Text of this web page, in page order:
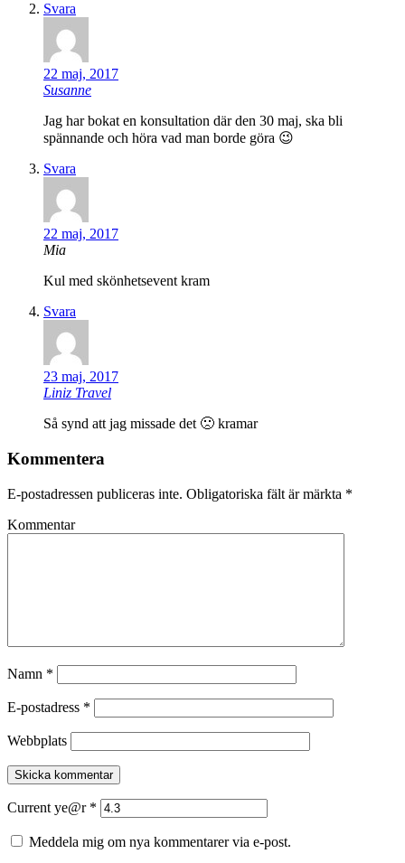
Svara
22 maj, 2017
Susanne
Jag har bokat en konsultation där den 30 maj, ska bli
spännande och höra vad man borde göra 😉
Svara
22 maj, 2017
Mia
Kul med skönhetsevent kram
Svara
23 maj, 2017
Liniz Travel
Så synd att jag missade det 🙁 kramar
Kommentera
E-postadressen publiceras inte. Obligatoriska fält är märkta *
Kommentar
Namn *
E-postadress *
Webbplats
Current ye@r *
Meddela mig om nya kommentarer via e-post.